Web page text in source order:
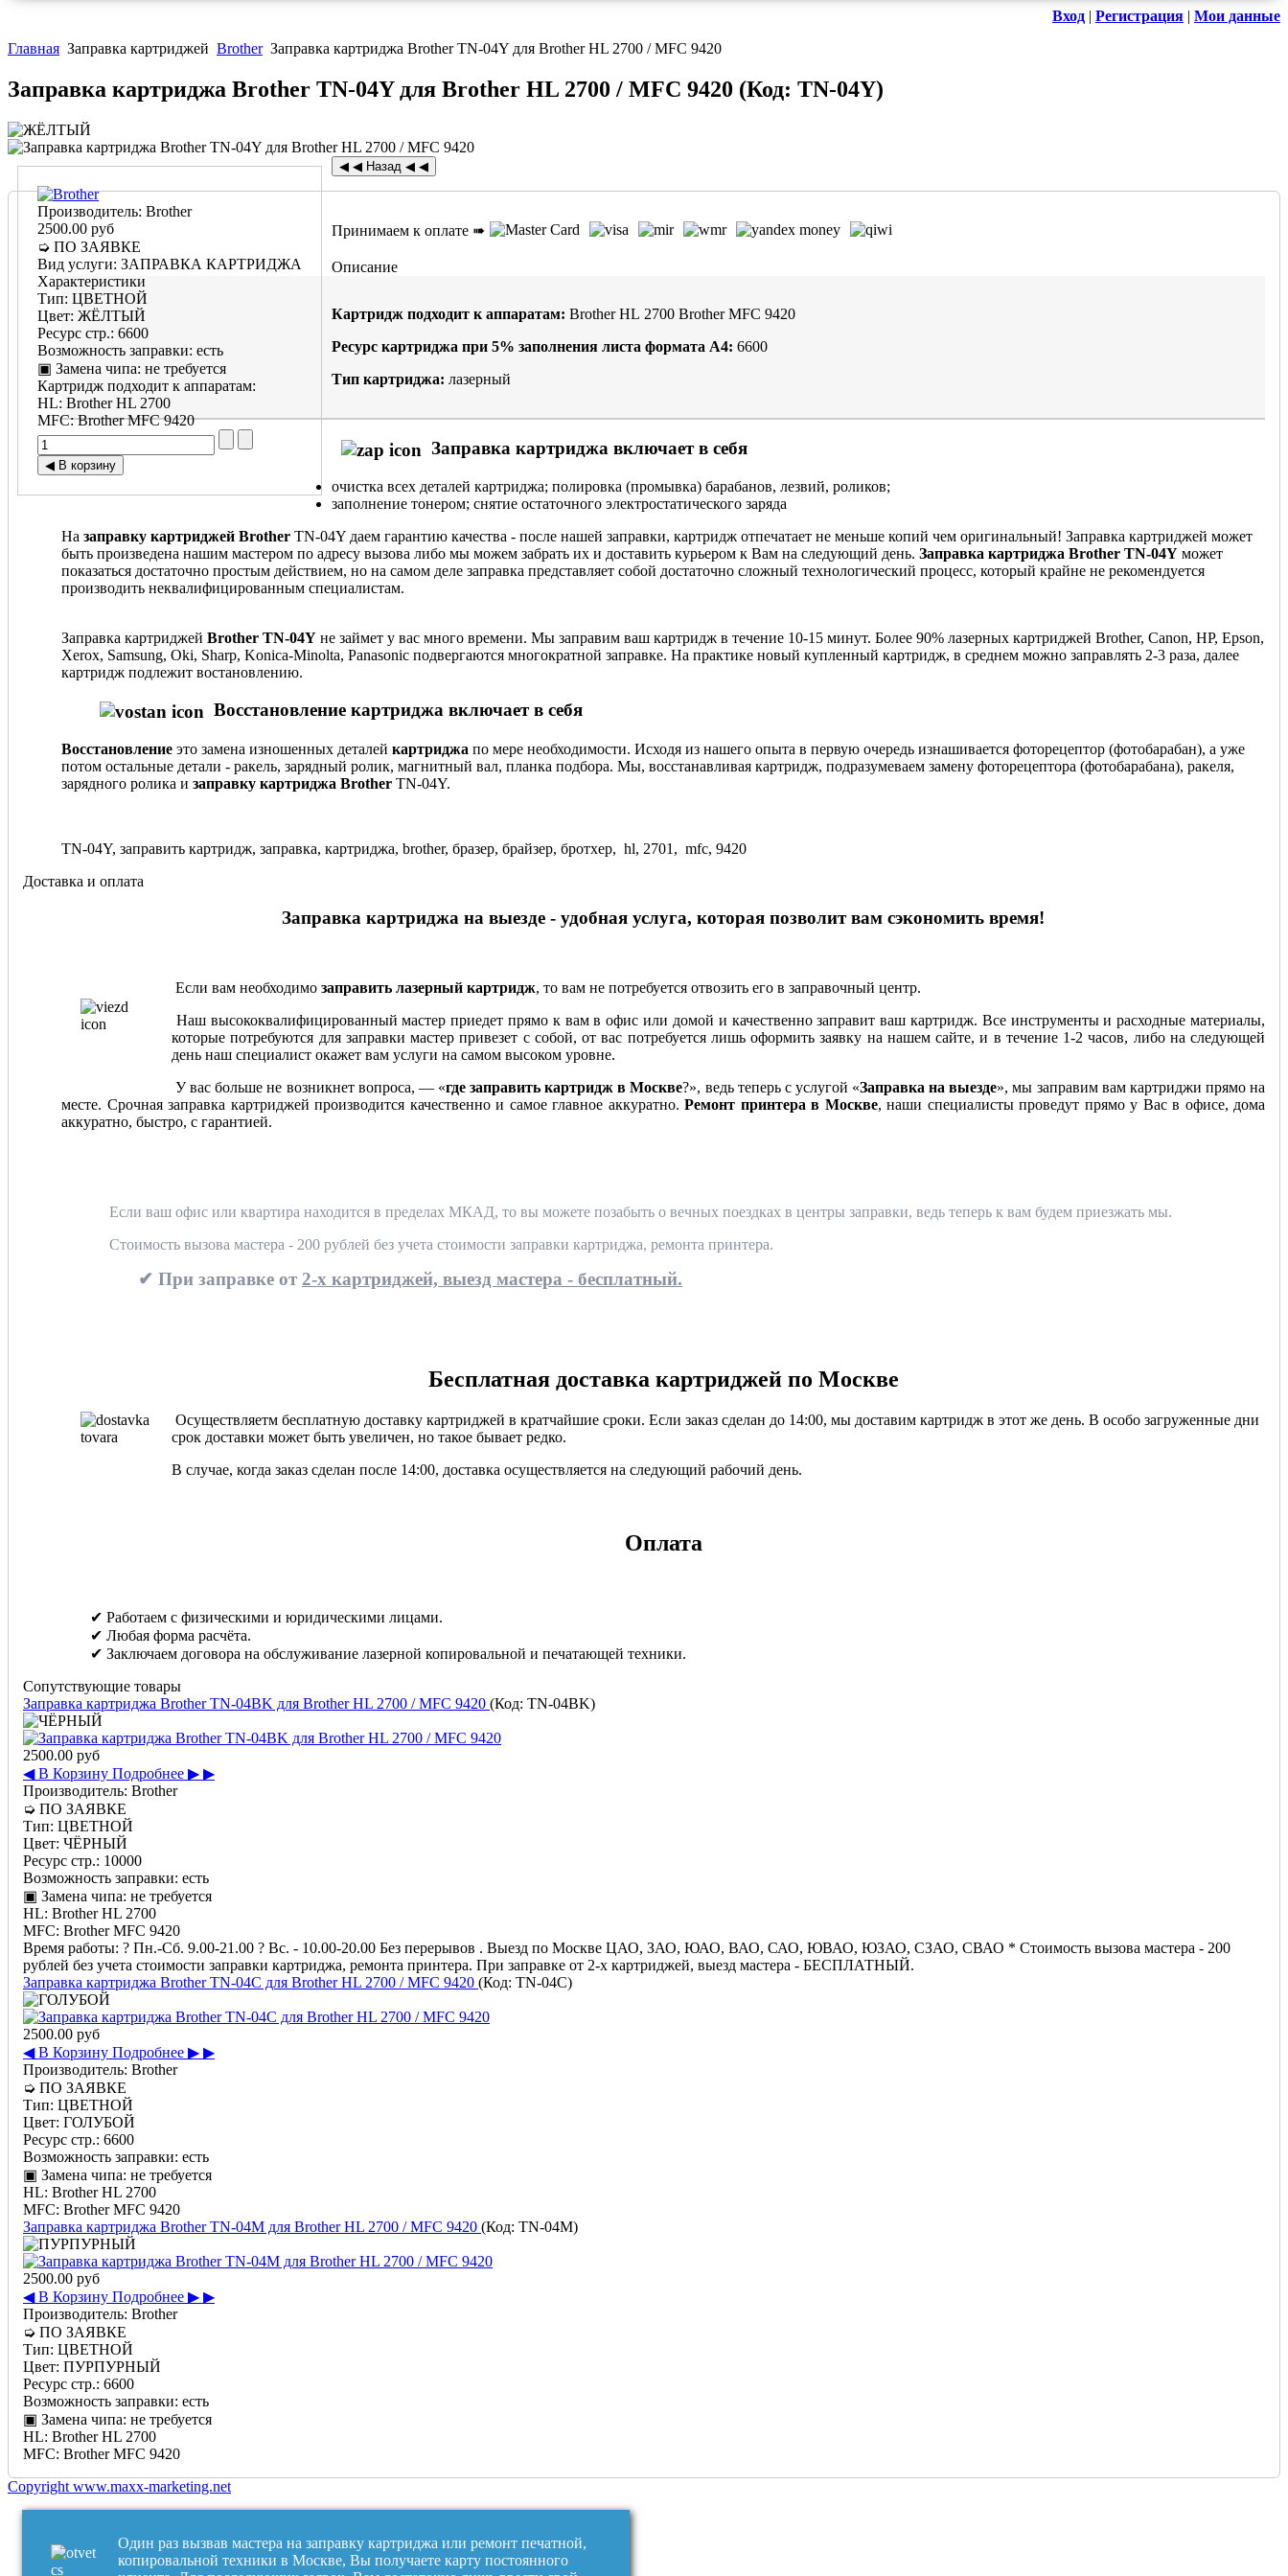
Вход | Регистрация | Мои данные
Главная Заправка картриджей Brother Заправка картриджа Brother TN-04Y для Brother HL 2700 / MFC 9420
Заправка картриджа Brother TN-04Y для Brother HL 2700 / MFC 9420 (Код: TN-04Y)
Производитель: Brother
2500.00 руб
➭ ПО ЗАЯВКЕ
Вид услуги: ЗАПРАВКА КАРТРИДЖА
Характеристики
Тип: ЦВЕТНОЙ
Цвет: ЖЁЛТЫЙ
Ресурс стр.: 6600
Возможность заправки: есть
▣ Замена чипа: не требуется
Картридж подходит к аппаратам:
HL: Brother HL 2700
MFC:Brother MFC 9420
Принимаем к оплате ➠
Описание
Картридж подходит к аппаратам: Brother HL 2700 Brother MFC 9420
Ресурс картриджа при 5% заполнения листа формата А4: 6600
Тип картриджа: лазерный
Заправка картриджа включает в себя
очистка всех деталей картриджа; полировка (промывка) барабанов, лезвий, роликов;
заполнение тонером; снятие остаточного электростатического заряда
На заправку картриджей Brother TN-04Y даем гарантию качества - после нашей заправки, картридж отпечатает не меньше копий чем оригинальный! Заправка картриджей может
быть произведена нашим мастером по адресу вызова либо мы можем забрать их и доставить курьером к Вам на следующий день. Заправка картриджа Brother TN-04Y может
показаться достаточно простым действием, но на самом деле заправка представляет собой достаточно сложный технологический процесс, который крайне не рекомендуется
производить неквалифицированным специалистам.
Заправка картриджей Brother TN-04Y не займет у вас много времени. Мы заправим ваш картридж в течение 10-15 минут. Более 90% лазерных картриджей Brother, Canon, HP, Epson,
Xerox, Samsung, Oki, Sharp, Konica-Minolta, Panasonic подвергаются многократной заправке. На практике новый купленный картридж, в среднем можно заправлять 2-3 раза, далее
картридж подлежит востановлению.
Восстановление картриджа включает в себя
Восстановление это замена изношенных деталей картриджа по мере необходимости. Исходя из нашего опыта в первую очередь изнашивается фоторецептор (фотобарабан), а уже
потом остальные детали - ракель, зарядный ролик, магнитный вал, планка подбора. Мы, восстанавливая картридж, подразумеваем замену фоторецептора (фотобарабана), ракеля,
зарядного ролика и заправку картриджа Brother TN-04Y.
TN-04Y, заправить картридж, заправка, картриджа, brother, бразер, брайзер, бротхер, hl, 2701, mfc, 9420
Доставка и оплата
Заправка картриджа на выезде - удобная услуга, которая позволит вам сэкономить время!
Если вам необходимо заправить лазерный картридж, то вам не потребуется отвозить его в заправочный центр.
Наш высококвалифицированный мастер приедет прямо к вам в офис или домой и качественно заправит ваш картридж. Все инструменты и расходные материалы,
которые потребуются для заправки мастер привезет с собой, от вас потребуется лишь оформить заявку на нашем сайте, и в течение 1-2 часов, либо на следующей
день наш специалист окажет вам услуги на самом высоком уровне.
У вас больше не возникнет вопроса, — «где заправить картридж в Москве?», ведь теперь с услугой «Заправка на выезде», мы заправим вам картриджи прямо на
месте. Срочная заправка картриджей производится качественно и самое главное аккуратно. Ремонт принтера в Москве, наши специалисты проведут прямо у Вас в офисе, дома
аккуратно, быстро, с гарантией.
Если ваш офис или квартира находится в пределах МКАД, то вы можете позабыть о вечных поездках в центры заправки, ведь теперь к вам будем приезжать мы.
Стоимость вызова мастера - 200 рублей без учета стоимости заправки картриджа, ремонта принтера.
✔ При заправке от 2-х картриджей, выезд мастера - бесплатный.
Бесплатная доставка картриджей по Москве
Осуществляетм бесплатную доставку картриджей в кратчайшие сроки. Если заказ сделан до 14:00, мы доставим картридж в этот же день. В особо загруженные дни
срок доставки может быть увеличен, но такое бывает редко.
В случае, когда заказ сделан после 14:00, доставка осуществляется на следующий рабочий день.
Оплата
✔ Работаем с физическими и юридическими лицами.
✔ Любая форма расчёта.
✔ Заключаем договора на обслуживание лазерной копировальной и печатающей техники.
Сопутствующие товары
Заправка картриджа Brother TN-04BK для Brother HL 2700 / MFC 9420 (Код: TN-04BK)
2500.00 руб
◀ В Корзину Подробнее ▶ ▶
Производитель: Brother
➭ ПО ЗАЯВКЕ
Тип: ЦВЕТНОЙ
Цвет: ЧЁРНЫЙ
Ресурс стр.: 10000
Возможность заправки: есть
▣ Замена чипа: не требуется
HL: Brother HL 2700
MFC: Brother MFC 9420
Время работы: ? Пн.-Сб. 9.00-21.00 ? Вс. - 10.00-20.00 Без перерывов . Выезд по Москве ЦАО, ЗАО, ЮАО, ВАО, САО, ЮВАО, ЮЗАО, СЗАО, СВАО * Стоимость вызова мастера - 200
рублей без учета стоимости заправки картриджа, ремонта принтера. При заправке от 2-х картриджей, выезд мастера - БЕСПЛАТНЫЙ.
Заправка картриджа Brother TN-04C для Brother HL 2700 / MFC 9420 (Код: TN-04C)
2500.00 руб
◀ В Корзину Подробнее ▶ ▶
Производитель: Brother
➭ ПО ЗАЯВКЕ
Тип: ЦВЕТНОЙ
Цвет: ГОЛУБОЙ
Ресурс стр.: 6600
Возможность заправки: есть
▣ Замена чипа: не требуется
HL: Brother HL 2700
MFC: Brother MFC 9420
Заправка картриджа Brother TN-04M для Brother HL 2700 / MFC 9420 (Код: TN-04M)
2500.00 руб
◀ В Корзину Подробнее ▶ ▶
Производитель: Brother
➭ ПО ЗАЯВКЕ
Тип: ЦВЕТНОЙ
Цвет: ПУРПУРНЫЙ
Ресурс стр.: 6600
Возможность заправки: есть
▣ Замена чипа: не требуется
HL: Brother HL 2700
MFC: Brother MFC 9420
Copyright www.maxx-marketing.net
Один раз вызвав мастера на заправку картриджа или ремонт печатной,
копировальной техники в Москве, Вы получаете карту постоянного